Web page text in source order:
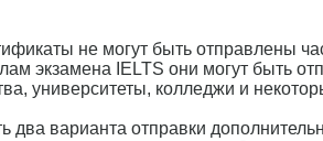
не могут быть отправлены
экзамена IELTS они могут быть
университеты, колледжи и
варианта отправки